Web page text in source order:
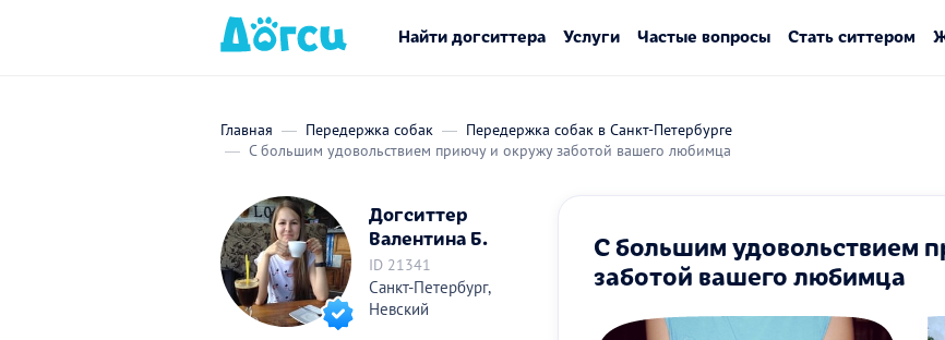
Найти догситтера Услуги Частые вопросы Стать ситтером
Главная Передержка собак
Передержка собак в Санкт-Петербурге
С большим удовольствием приючу и окружу заботой вашего любимца
Догситтер
Валентина Б.
ID 21341
Санкт-Петербург,
Невский
С большим удовольствием
заботой вашего любимца